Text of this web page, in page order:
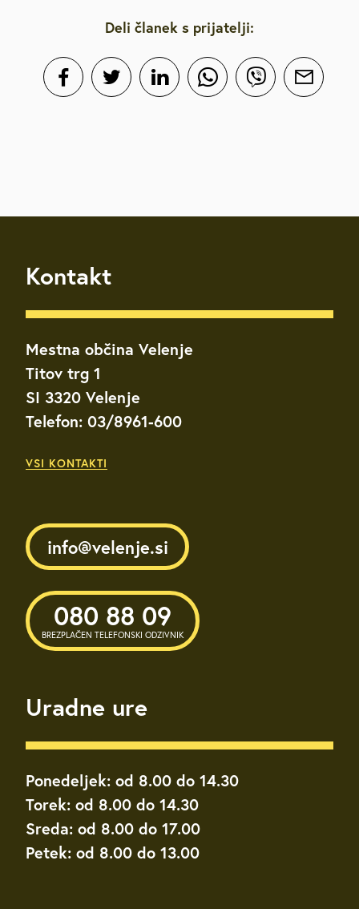
Deli članek s prijatelji:
Kontakt
Mestna občina Velenje
Titov trg 1
SI 3320 Velenje
Telefon: 03/8961-600
VSI KONTAKTI
info@velenje.si
080 88 09
BREZPLAČEN TELEFONSKI ODZIVNIK
Uradne ure
Ponedeljek: od 8.00 do 14.30
Torek: od 8.00 do 14.30
Sreda: od 8.00 do 17.00
Petek: od 8.00 do 13.00